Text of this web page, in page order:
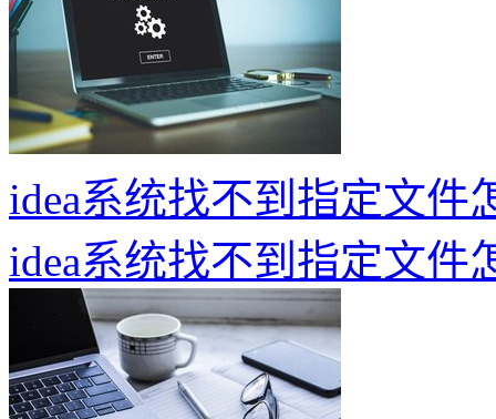
idea系统找不到指定文件
idea系统找不到指定文件